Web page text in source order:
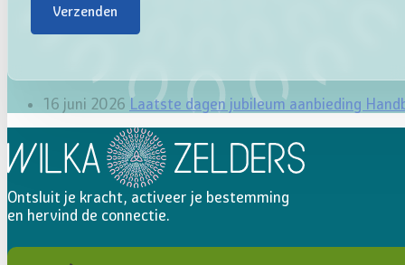
Verzenden
16 juni 2026 Laatste dagen jubileum aanbieding
Ontsluit je kracht, activeer je bestemming
en hervind de connectie.